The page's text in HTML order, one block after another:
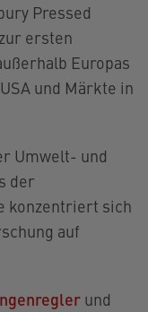
Pressed
ersten
Europas
und Märkte in
Umwelt- und
der
konzentriert sich
auf
und